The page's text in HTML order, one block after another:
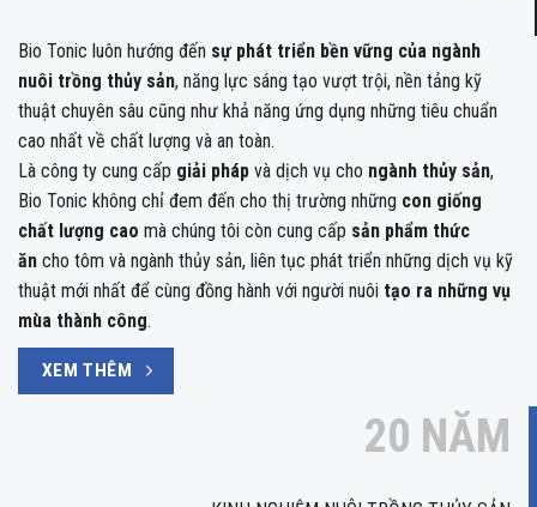
Bio Tonic luôn hướng đến sự phát triển bền vững của ngành
nuôi trồng thủy sản, năng lực sáng tạo vượt trội, nền tảng kỹ
thuật chuyên sâu cũng như khả năng ứng dụng những tiêu chuẩn
cao nhất về chất lượng và an toàn.
Là công ty cung cấp giải pháp và dịch vụ cho ngành thủy sản,
Bio Tonic không chỉ đem đến cho thị trường những con giống
chất lượng cao mà chúng tôi còn cung cấp sản phẩm thức
ăn cho tôm và ngành thủy sản, liên tục phát triển những dịch vụ kỹ
thuật mới nhất để cùng đồng hành với người nuôi tạo ra những vụ
mùa thành công.
XEM THÊM
20 NĂM